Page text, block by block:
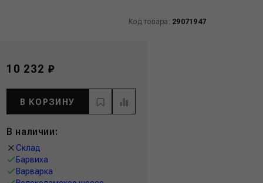
Код товара: 29071947
10 232 ₽
В КОРЗИНУ
В наличии:
Склад
Барвиха
Варварка